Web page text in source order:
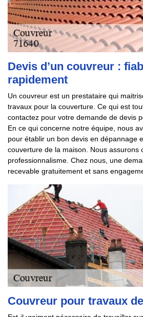
Devis d’un couvreur :
rapidement
Un couvreur est un prestataire qui
travaux pour la couverture. Ce qui est
contactez pour votre demande de devis
En ce qui concerne notre équipe, nous
pour établir un bon devis en dépannage
couverture de la maison. Nous assurons
professionnalisme. Chez nous, une
recevable gratuitement et sans
Couvreur pour travaux